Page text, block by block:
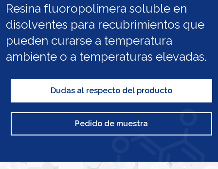
Resina fluoropolímera soluble en
disolventes para recubrimientos que
pueden curarse a temperatura
ambiente o a temperaturas elevadas.
Dudas al respecto del producto
Pedido de muestra